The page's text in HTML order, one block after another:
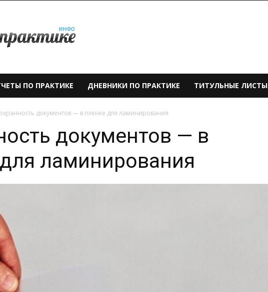
ПО ПРАКТИКЕ ДНЕВНИКИ ПО ПРАКТИКЕ ТИТУЛЬНЫЕ ЛИСТЫ
документов — в пленке для ламинирования
документов — в
ламинирования